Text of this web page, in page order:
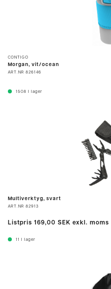
CONTIGO
Morgan, vit/ocean
ART.NR 826146
1508 I lager
Multiverktyg, svart
ART.NR 82913
Listpris 169,00 SEK exkl. moms
11 I lager